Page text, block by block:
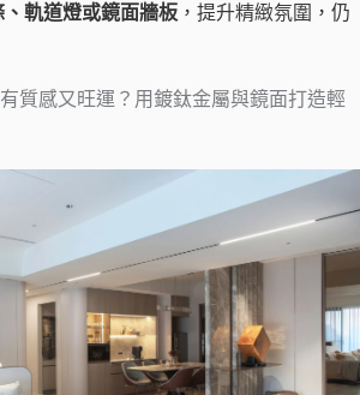
、軌道燈或鏡面牆板 ，提升精緻氛圍，仍
質感又旺運？用鍍鈦金屬與鏡面打造輕